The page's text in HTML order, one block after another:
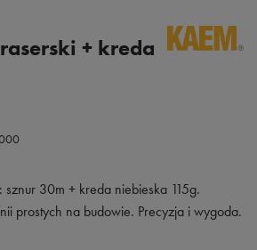
+ kreda
30m + kreda niebieska 115g.
prostych na budowie. Precyzja i wygoda.